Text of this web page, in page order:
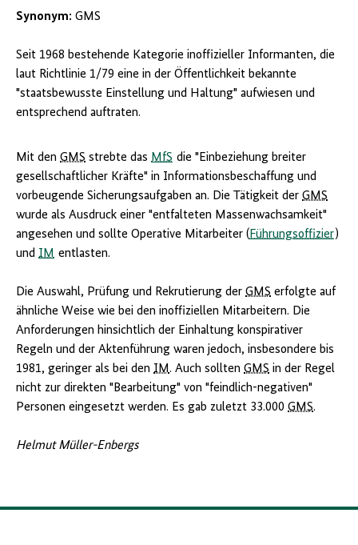
Synonym: GMS
Seit 1968 bestehende Kategorie inoffizieller Informanten, die
laut Richtlinie 1/79 eine in der Öffentlichkeit bekannte
"staatsbewusste Einstellung und Haltung" aufwiesen und
entsprechend auftraten.
Mit den GMS strebte das MfS die "Einbeziehung breiter
gesellschaftlicher Kräfte" in Informationsbeschaffung und
vorbeugende Sicherungsaufgaben an. Die Tätigkeit der GMS
wurde als Ausdruck einer "entfalteten Massenwachsamkeit"
angesehen und sollte Operative Mitarbeiter (Führungsoffizier)
und IM entlasten.
Die Auswahl, Prüfung und Rekrutierung der GMS erfolgte auf
ähnliche Weise wie bei den inoffiziellen Mitarbeitern. Die
Anforderungen hinsichtlich der Einhaltung konspirativer
Regeln und der Aktenführung waren jedoch, insbesondere bis
1981, geringer als bei den IM. Auch sollten GMS in der Regel
nicht zur direkten "Bearbeitung" von "feindlich-negativen"
Personen eingesetzt werden. Es gab zuletzt 33.000 GMS.
Helmut Müller-Enbergs